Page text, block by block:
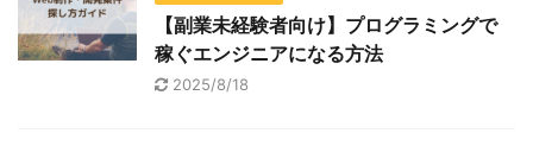
【副業未経験者向け】プログラミングで
稼ぐエンジニアになる方法
2025/8/18